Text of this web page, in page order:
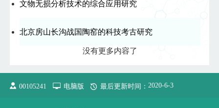
文物无损分析技术的综合应用研究
北京房山长沟战国陶窑的科技考古研究
没有更多内容了
00105241 电脑版 最后更新时间： 2020-6-3